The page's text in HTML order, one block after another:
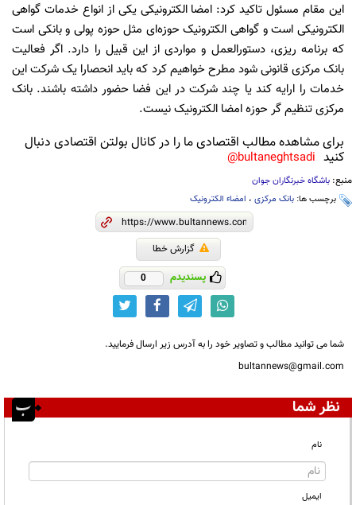
این مقام مسئول تاکید کرد: امضا الکترونیکی یکی از انواع خدمات گواهی
الکترونیکی است و گواهی الکترونیک حوزه‌ای مثل حوزه پولی و بانکی است
که برنامه ریزی، دستورالعمل و مواردی از این قبیل را دارد. اگر فعالیت
بانک مرکزی قانونی شود مطرح خواهیم کرد که باید انحصارا یک شرکت این
خدمات را ارایه کند یا چند شرکت در این فضا حضور داشته باشند. بانک
مرکزی تنظیم گر حوزه امضا الکترونیک نیست.
برای مشاهده مطالب اقتصادی ما را در کانال بولتن اقتصادی دنبال
کنید bultaneghtsadi@
منبع: باشگاه خبرنگاران جوان
برچسب ها: بانک مرکزی ، امضاء الکترونیک
گزارش خطا
پسندیدم 0
شما می توانید مطالب و تصاویر خود را به آدرس زیر ارسال فرمایید.
bultannews@gmail.com
نظر شما
نام
ایمیل